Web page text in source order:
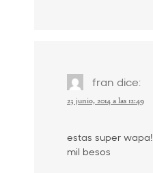
fran dice:
23 junio, 2014 a las 12:49
estas super wapa!
mil besos